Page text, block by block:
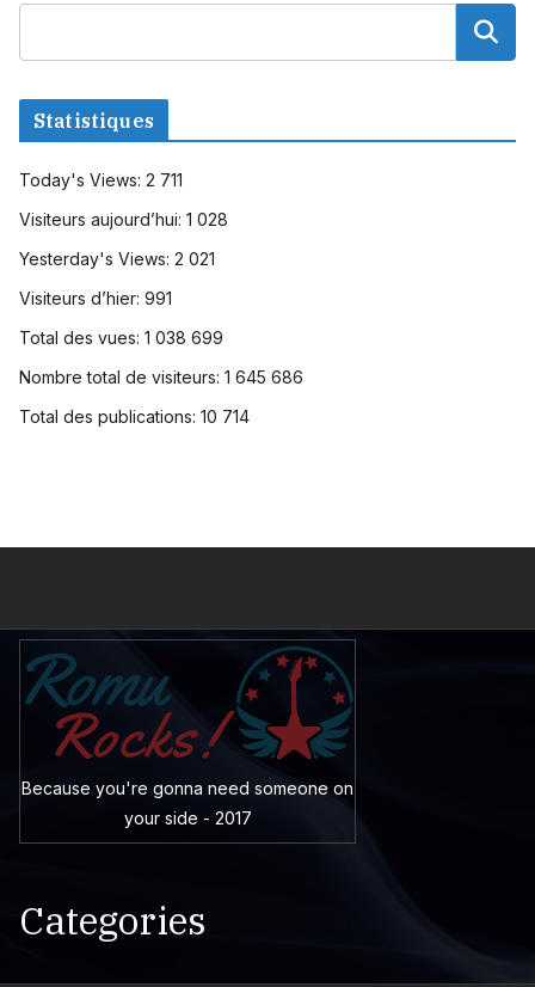
Statistiques
Today's Views: 2 711
Visiteurs aujourd’hui: 1 028
Yesterday's Views: 2 021
Visiteurs d’hier: 991
Total des vues: 1 038 699
Nombre total de visiteurs: 1 645 686
Total des publications: 10 714
Because you're gonna need someone on
your side - 2017
Categories